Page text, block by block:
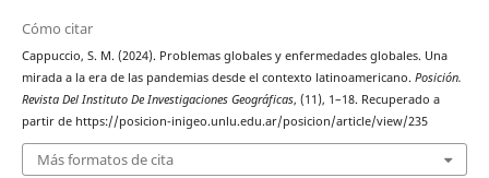
Cómo citar
Cappuccio, S. M. (2024). Problemas globales y enfermedades globales. Una
mirada a la era de las pandemias desde el contexto latinoamericano. Posición.
Revista Del Instituto De Investigaciones Geográficas, (11), 1–18. Recuperado a
partir de https://posicion-inigeo.unlu.edu.ar/posicion/article/view/235
Más formatos de cita